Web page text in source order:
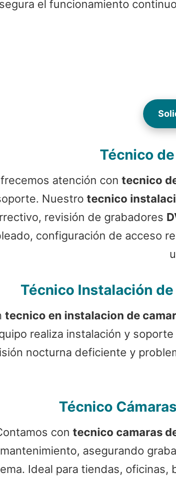
el funcionamiento
Técnico
atención con tecnico
Nuestro tecnico
revisión de grabadores
configuración de acceso
Técnico Instalación
tecnico en instalacion de
realiza instalación y
nocturna deficiente y
Técnico
con tecnico camaras
mantenimiento, asegurando
Ideal para tiendas,